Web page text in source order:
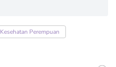
Kesehatan Perempuan